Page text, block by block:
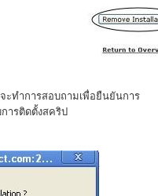
ะทำการสอบถามเพื่อยืนยันการ
ารติดตั้งสคริป